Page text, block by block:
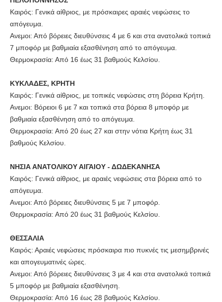
Καιρός: Γενικά αίθριος, με πρόσκαιρες αραιές νεφώσεις το
απόγευμα.
Ανεμοι: Από βόρειες διευθύνσεις 4 με 6 και στα ανατολικά τοπικά
7 μποφόρ με βαθμιαία εξασθένηση από το απόγευμα.
Θερμοκρασία: Από 16 έως 31 βαθμούς Κελσίου.
ΚΥΚΛΑΔΕΣ, ΚΡΗΤΗ
Καιρός: Γενικά αίθριος, με τοπικές νεφώσεις στη βόρεια Κρήτη.
Ανεμοι: Βόρειοι 6 με 7 και τοπικά στα βόρεια 8 μποφόρ με
βαθμιαία εξασθένηση από το απόγευμα.
Θερμοκρασία: Από 20 έως 27 και στην νότια Κρήτη έως 31
βαθμούς Κελσίου.
ΝΗΣΙΑ ΑΝΑΤΟΛΙΚΟΥ ΑΙΓΑΙΟΥ - ΔΩΔΕΚΑΝΗΣΑ
Καιρός: Γενικά αίθριος, με αραιές νεφώσεις στα βόρεια από το
απόγευμα.
Ανεμοι: Από βόρειες διευθύνσεις 5 με 7 μποφόρ.
Θερμοκρασία: Από 20 έως 31 βαθμούς Κελσίου.
ΘΕΣΣΑΛΙΑ
Καιρός: Αραιές νεφώσεις πρόσκαιρα πιο πυκνές τις μεσημβρινές
και απογευματινές ώρες.
Ανεμοι: Από βόρειες διευθύνσεις 3 με 4 και στα ανατολικά τοπικά
5 μποφόρ με βαθμιαία εξασθένηση.
Θερμοκρασία: Από 16 έως 28 βαθμούς Κελσίου.